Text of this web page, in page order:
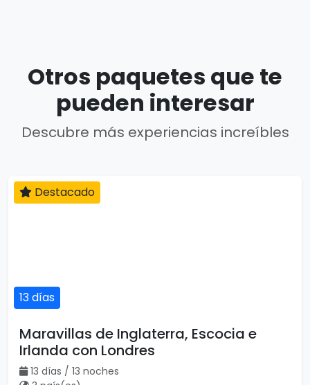
Otros paquetes que te
pueden interesar
Descubre más experiencias increíbles
13 días
Destacado
USD $2,255
Destacado